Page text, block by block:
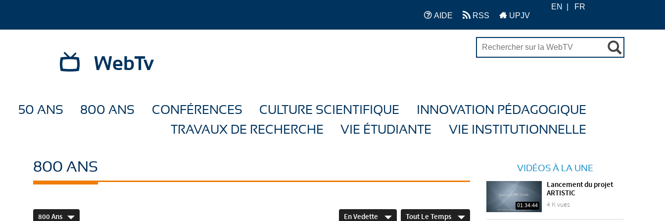
AIDE RSS UPJV
EN FR
WebTv
50 ANS 800 ANS CONFÉRENCES CULTURE SCIENTIFIQUE
INNOVATION PÉDAGOGIQUE
TRAVAUX DE RECHERCHE
VIE ÉTUDIANTE VIE INSTITUTIONNELLE
800 ANS
800 Ans En Vedette Tout Le Temps
VIDÉOS À LA UNE
01:34:44
Lancement du projet
ARTISTIC
4 K vues